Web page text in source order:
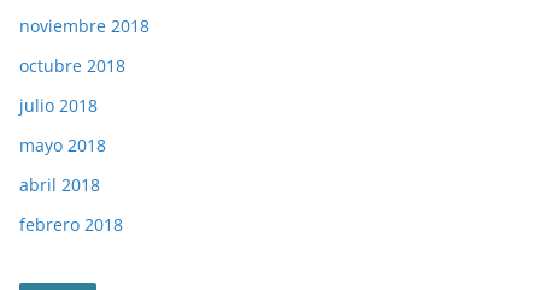
noviembre 2018
octubre 2018
julio 2018
mayo 2018
abril 2018
febrero 2018